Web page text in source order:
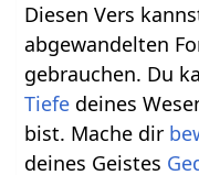
Diesen Vers
abgewandelten
gebrauchen. Du
Tiefe deines
bist. Mache dir
deines Geistes